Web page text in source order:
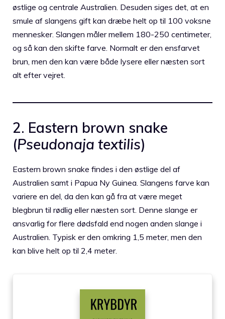
østlige og centrale Australien. Desuden siges det, at en
smule af slangens gift kan dræbe helt op til 100 voksne
mennesker. Slangen måler mellem 180-250 centimeter,
og så kan den skifte farve. Normalt er den ensfarvet
brun, men den kan være både lysere eller næsten sort
alt efter vejret.
2. Eastern brown snake
(Pseudonaja textilis)
Eastern brown snake findes i den østlige del af
Australien samt i Papua Ny Guinea. Slangens farve kan
variere en del, da den kan gå fra at være meget
blegbrun til rødlig eller næsten sort. Denne slange er
ansvarlig for flere dødsfald end nogen anden slange i
Australien. Typisk er den omkring 1,5 meter, men den
kan blive helt op til 2,4 meter.